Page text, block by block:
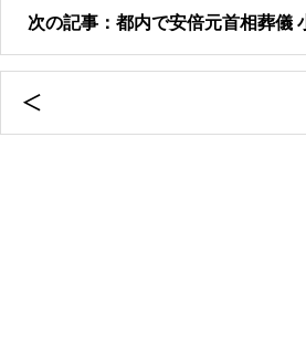
次の記事：都内で安倍元首相葬儀